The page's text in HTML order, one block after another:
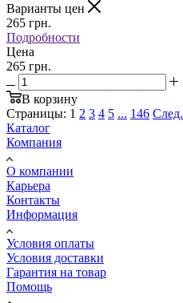
Варианты цен
265 грн.
Подробности
Цена
265 грн.
В корзину
Страницы: 1 2 3 4 5 ... 146 След.
Каталог
Компания
О компании
Карьера
Контакты
Информация
Условия оплаты
Условия доставки
Гарантия на товар
Помощь